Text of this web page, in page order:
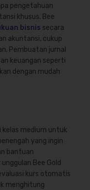
pengetahuan
khusus. Bee
bisnis secara
akuntansi, cukup
Pembuatan jurnal
keuangan seperti
dengan mudah
kelas medium untuk
yang ingin
bantuan
Bee Gold
kurs otomatis
menghitung